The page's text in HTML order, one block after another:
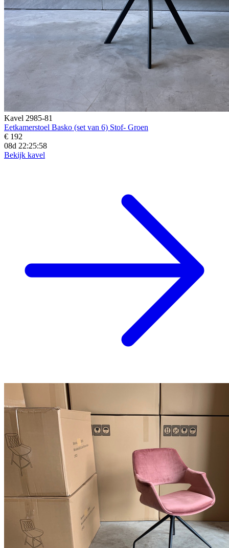
Kavel 2985-81
Eetkamerstoel Basko (set van 6) Stof- Groen
€ 192
08d 22:25:57
Bekijk kavel